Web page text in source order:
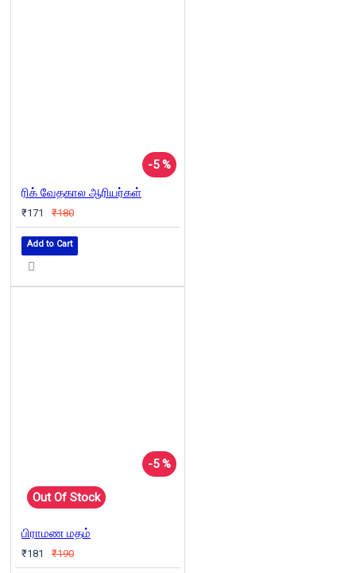
-5 %
ரிக் வேதகால ஆரியர்கள்
₹171 ₹180
Add to Cart
-5 %
Out Of Stock
பிராமண மதம்
₹181 ₹190